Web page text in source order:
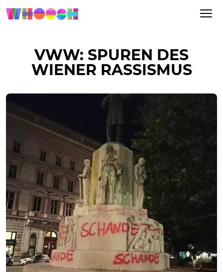
VWW: SPUREN DES
WIENER RASSISMUS